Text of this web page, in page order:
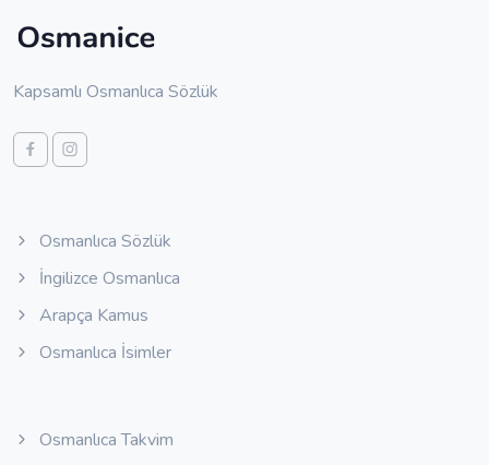
Kapsamlı Osmanlıca Sözlük
Osmanlıca Sözlük
İngilizce Osmanlıca
Arapça Kamus
Osmanlıca İsimler
Osmanlıca Takvim